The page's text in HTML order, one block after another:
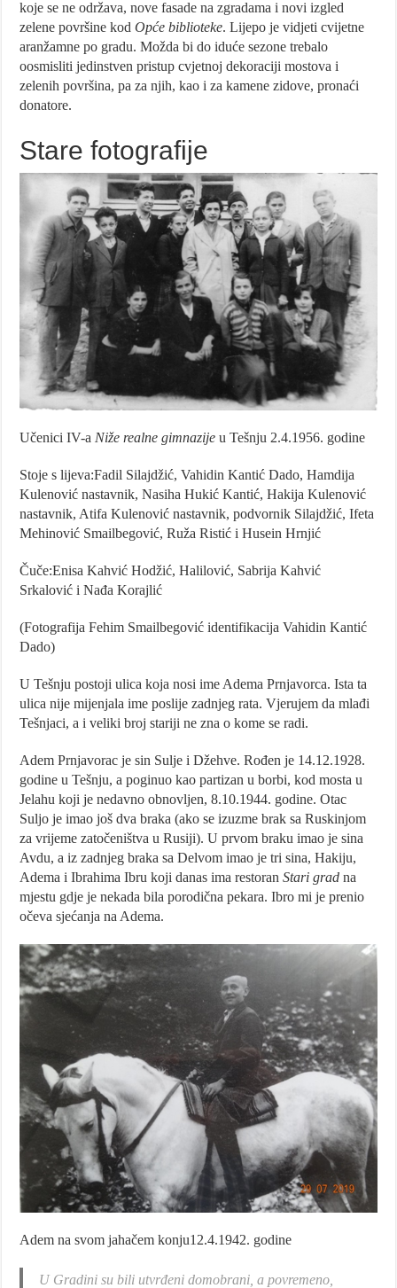
koje se ne održava, nove fasade na zgradama i novi izgled
zelene površine kodOpće biblioteke. Lijepo je vidjeti cvijetne
aranžamne po gradu. Možda bi do iduće sezone trebalo
oosmisliti jedinstven pristup cvjetnoj dekoraciji mostova i
zelenih površina, pa za njih, kao i za kamene zidove, pronaći
donatore.
Stare fotografije
Učenici IV-a Niže realne gimnazije u Tešnju 2.4.1956. godine
Stoje s lijeva:Fadil Silajdžić, Vahidin Kantić Dado, Hamdija
Kulenović nastavnik, Nasiha Hukić Kantić, Hakija Kulenović
nastavnik, Atifa Kulenović nastavnik, podvornik Silajdžić, Ifeta
Mehinović Smailbegović, Ruža Ristić i Husein Hrnjić
Čuče:Enisa Kahvić Hodžić, Halilović, Sabrija Kahvić
Srkalović i Nađa Korajlić
(Fotografija Fehim Smailbegović identifikacija Vahidin Kantić
Dado)
U Tešnju postoji ulica koja nosi ime Adema Prnjavorca. Ista ta
ulica nije mijenjala ime poslije zadnjeg rata. Vjerujem da mlađi
Tešnjaci, a i veliki broj stariji ne zna o kome se radi.
Adem Prnjavorac je sin Sulje i Džehve. Rođen je 14.12.1928.
godine u Tešnju, a poginuo kao partizan u borbi, kod mosta u
Jelahu koji je nedavno obnovljen, 8.10.1944. godine. Otac
Suljo je imao još dva braka (ako se izuzme brak sa Ruskinjom
za vrijeme zatočeništva u Rusiji). U prvom braku imao je sina
Avdu, a iz zadnjeg braka sa Delvom imao je tri sina, Hakiju,
Adema i Ibrahima Ibru koji danas ima restoranStari grad na
mjestu gdje je nekada bila porodična pekara. Ibro mi je prenio
očeva sjećanja na Adema.
Adem na svom jahačem konju12.4.1942. godine
U Gradini su bili utvrđeni domobrani, a povremeno,